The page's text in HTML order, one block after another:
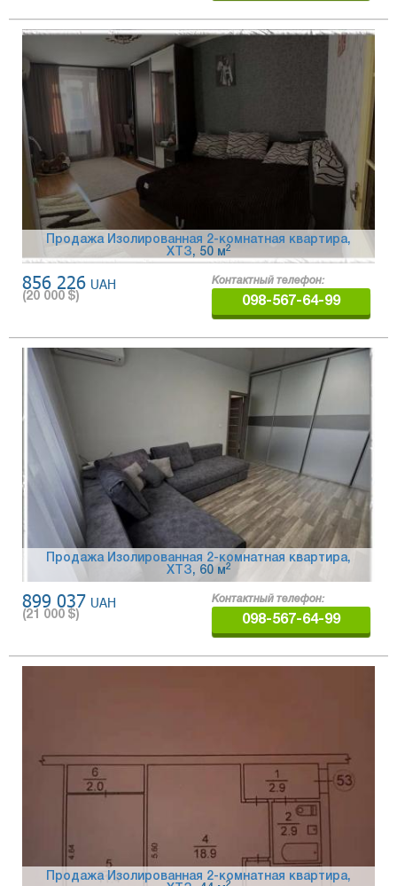
Продажа Изолированная 2-комнатная квартира,
ХТЗ, 50 м 2
856 226 UAH
(20 000 $)
Контактный телефон:
098-567-64-99
Продажа Изолированная 2-комнатная квартира,
ХТЗ, 60 м2
899 037 UAH
(21 000 $)
Контактный телефон:
098-567-64-99
Продажа Изолированная 2-комнатная квартира,